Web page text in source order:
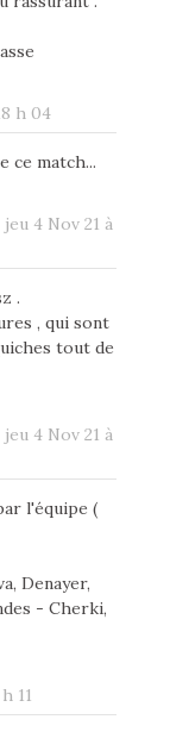
h 04
ce match...
jeu 4 Nov 21 à
.
, qui sont
tout de
jeu 4 Nov 21 à
l'équipe (
Denayer,
- Cherki,
11